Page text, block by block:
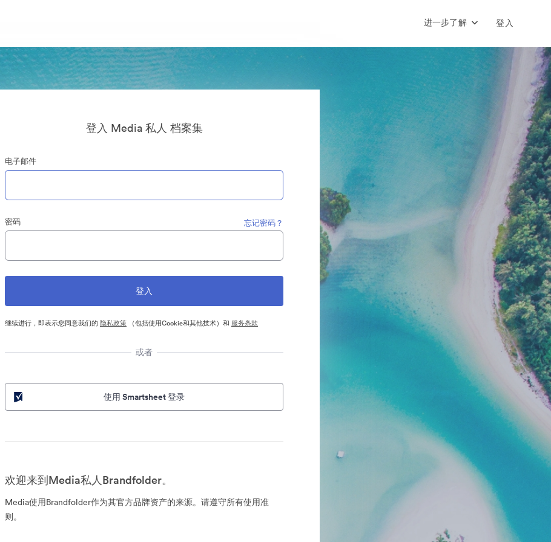
进一步了解 登入
登入 Media 私人 档案集
电子邮件
密码 忘记密码？
继续进行，即表示您同意我们的 隐私政策 （包括使用Cookie和其他技术）和 服务条款
或者
使用 Smartsheet 登录
欢迎来到Media私人Brandfolder。
Media使用Brandfolder作为其官方品牌资产的来源。请遵守所有使用准
则。